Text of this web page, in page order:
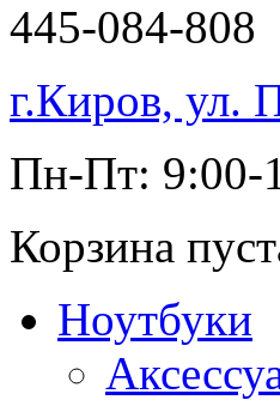
445-084-808
г.Киров, ул.
Пн-Пт: 9:00-
Корзина
Ноутбуки